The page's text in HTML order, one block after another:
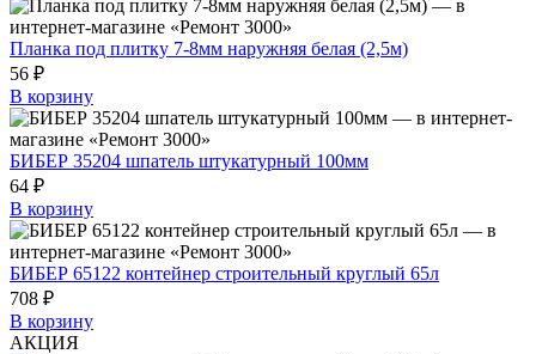
Планка под плитку 7-8мм наружняя белая (2,5м)
56 ₽
В корзину
БИБЕР 35204 шпатель штукатурный 100мм
64 ₽
В корзину
БИБЕР 65122 контейнер строительный круглый 65л
708 ₽
В корзину
АКЦИЯ